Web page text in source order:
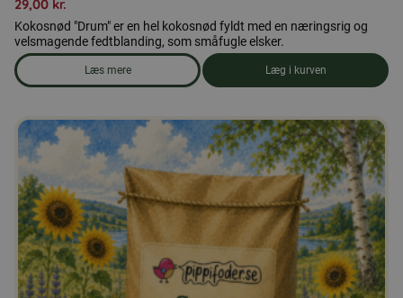
29,00 kr.
Kokosnød "Drum" er en hel kokosnød fyldt med en næringsrig og
velsmagende fedtblanding, som småfugle elsker.
Læs mere
om produkten Kokosnød 'tromme'
Læg i kurven